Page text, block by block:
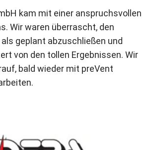
kam mit einer anspruchsvollen
Wir waren überrascht, den
geplant abzuschließen und
von den tollen Ergebnissen. Wir
bald wieder mit preVent